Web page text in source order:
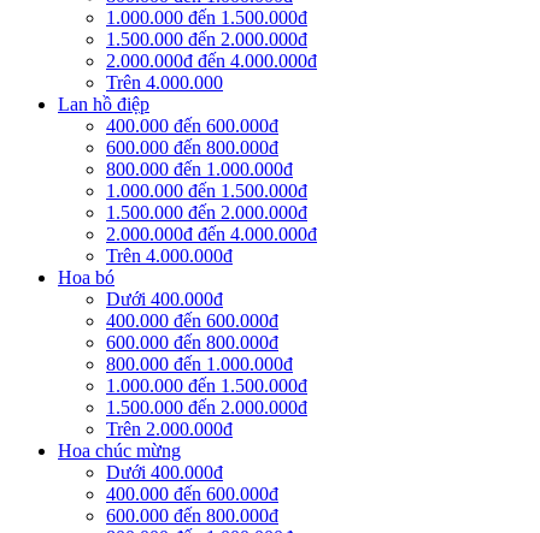
1.000.000 đến 1.500.000đ
1.500.000 đến 2.000.000đ
2.000.000đ đến 4.000.000đ
Trên 4.000.000
Lan hồ điệp
400.000 đến 600.000đ
600.000 đến 800.000đ
800.000 đến 1.000.000đ
1.000.000 đến 1.500.000đ
1.500.000 đến 2.000.000đ
2.000.000đ đến 4.000.000đ
Trên 4.000.000đ
Hoa bó
Dưới 400.000đ
400.000 đến 600.000đ
600.000 đến 800.000đ
800.000 đến 1.000.000đ
1.000.000 đến 1.500.000đ
1.500.000 đến 2.000.000đ
Trên 2.000.000đ
Hoa chúc mừng
Dưới 400.000đ
400.000 đến 600.000đ
600.000 đến 800.000đ